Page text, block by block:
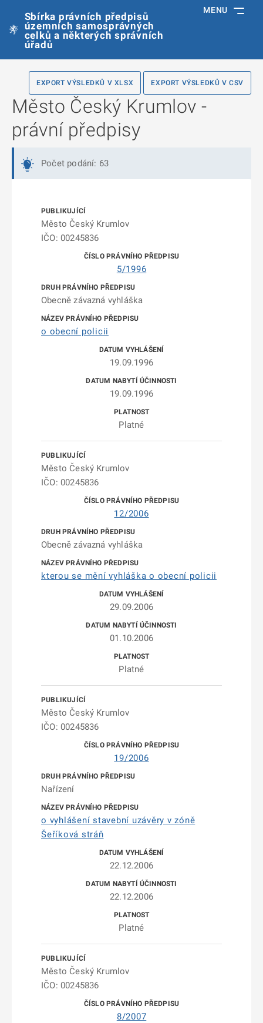
Sbírka právních předpisů
územních samosprávných
celků a některých správních
úřadů
MENU
EXPORT VÝSLEDKŮ V XLSX EXPORT VÝSLEDKŮ V CSV
Město Český Krumlov -
právní předpisy
Počet podání: 63
Město Český Krumlov
IČO: 00245836
5/1996
Obecně závazná vyhláška
o obecní policii
19.09.1996
19.09.1996
Platné
Město Český Krumlov
IČO: 00245836
12/2006
Obecně závazná vyhláška
kterou se mění vyhláška o obecní policii
29.09.2006
01.10.2006
Platné
Město Český Krumlov
IČO: 00245836
19/2006
Nařízení
o vyhlášení stavební uzávěry v zóně
Šeříková stráň
22.12.2006
22.12.2006
Platné
Město Český Krumlov
IČO: 00245836
8/2007